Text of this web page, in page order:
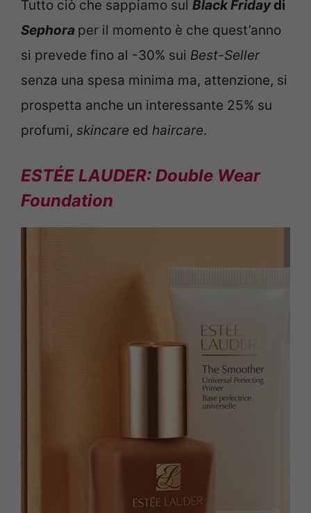
Tutto ciò che sappiamo sul Black Friday di
Sephora per il momento è che quest’anno
si prevede fino al -30% sui Best-Seller
senza una spesa minima ma, attenzione, si
prospetta anche un interessante 25% su
profumi, skincare ed haircare.
ESTÉE LAUDER: Double Wear
Foundation